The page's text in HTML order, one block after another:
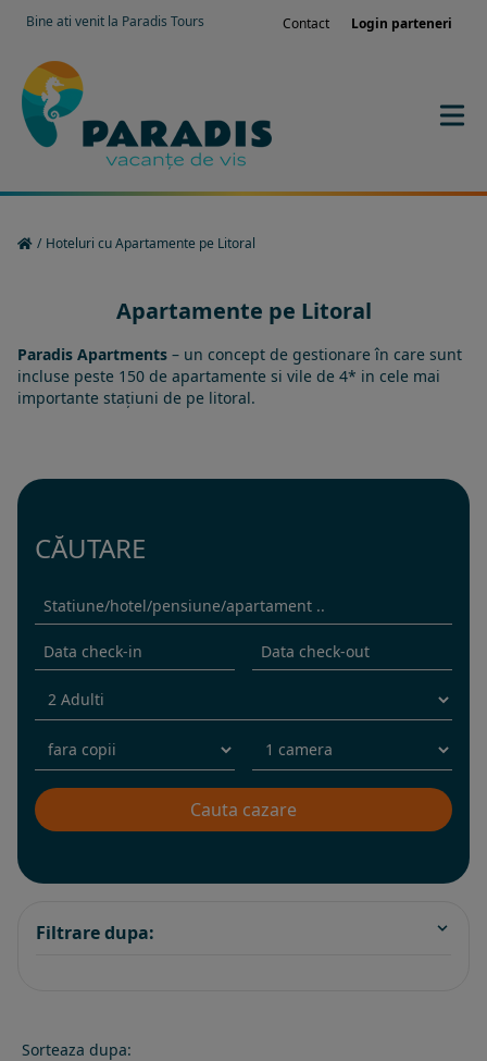
Bine ati venit la Paradis Tours Contact Login parteneri
/ Hoteluri cu Apartamente pe Litoral
Apartamente pe Litoral
Paradis Apartments – un concept de gestionare în care sunt
incluse peste 150 de apartamente si vile de 4* in cele mai
importante stațiuni de pe litoral.
CĂUTARE
Filtrare dupa:
Sorteaza dupa: